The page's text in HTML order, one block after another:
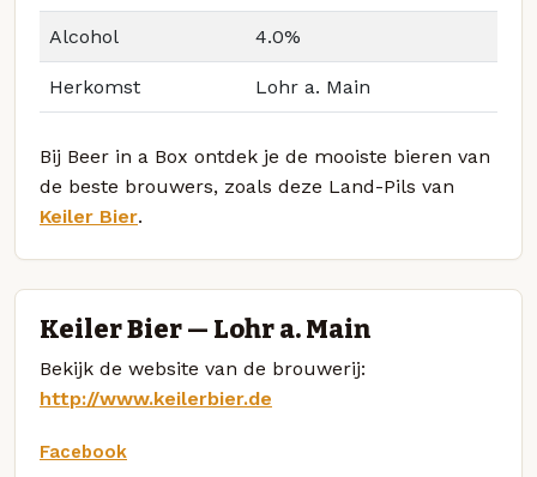
Alcohol 4.0%
Herkomst Lohr a. Main
Bij Beer in a Box ontdek je de mooiste bieren van
de beste brouwers, zoals deze Land-Pils van
Keiler Bier.
Keiler Bier — Lohr a. Main
Bekijk de website van de brouwerij:
http://www.keilerbier.de
Facebook